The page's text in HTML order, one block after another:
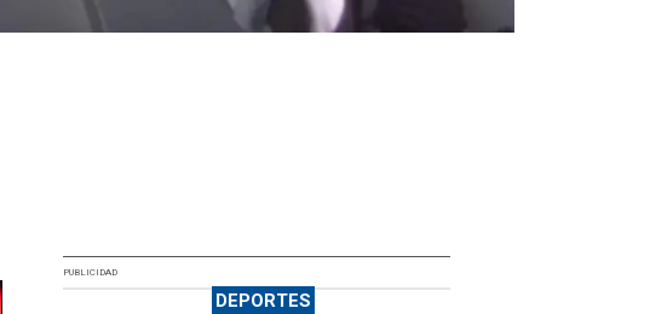
PUBLICIDAD
DEPORTES